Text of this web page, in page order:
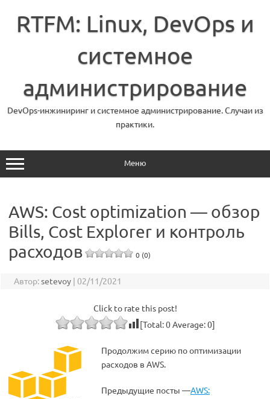
содержимому
RTFM: Linux, DevOps и
системное
администрирование
DevOps-инжиниринг и системное администрирование. Случаи из
практики.
Меню
AWS: Cost optimization — обзор
Bills, Cost Explorer и контроль
расходов
0 (0)
Автор:setevoy | 02/11/2021
Click to rate this post!
[Total:0Average:0]
Продолжим серию по оптимизации
расходов в AWS.
Предыдущие посты —AWS: